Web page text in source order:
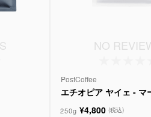
NO
PostCoffee
エチオピア ヤイェ - マ
250g ¥4,800 (税込)